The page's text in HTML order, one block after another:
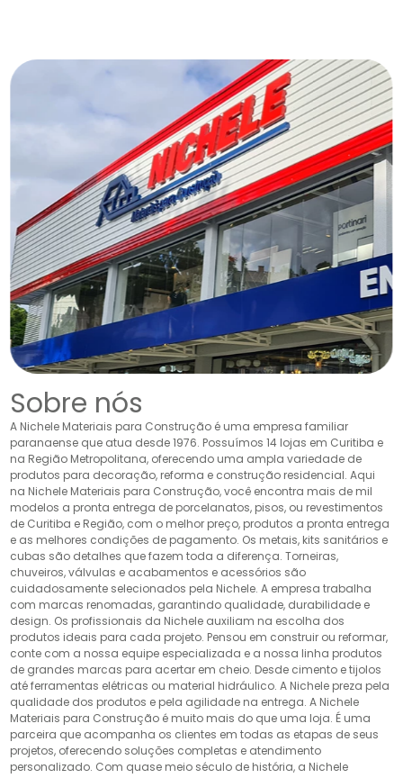
Sobre nós
A Nichele Materiais para Construção é uma empresa familiar
paranaense que atua desde 1976. Possuímos 14 lojas em Curitiba e
na Região Metropolitana, oferecendo uma ampla variedade de
produtos para decoração, reforma e construção residencial. Aqui
na Nichele Materiais para Construção, você encontra mais de mil
modelos a pronta entrega de porcelanatos, pisos, ou revestimentos
de Curitiba e Região, com o melhor preço, produtos a pronta entrega
e as melhores condições de pagamento. Os metais, kits sanitários e
cubas são detalhes que fazem toda a diferença. Torneiras,
chuveiros, válvulas e acabamentos e acessórios são
cuidadosamente selecionados pela Nichele. A empresa trabalha
com marcas renomadas, garantindo qualidade, durabilidade e
design. Os profissionais da Nichele auxiliam na escolha dos
produtos ideais para cada projeto. Pensou em construir ou reformar,
conte com a nossa equipe especializada e a nossa linha produtos
de grandes marcas para acertar em cheio. Desde cimento e tijolos
até ferramentas elétricas ou material hidráulico. A Nichele preza pela
qualidade dos produtos e pela agilidade na entrega. A Nichele
Materiais para Construção é muito mais do que uma loja. É uma
parceira que acompanha os clientes em todas as etapas de seus
projetos, oferecendo soluções completas e atendimento
personalizado. Com quase meio século de história, a Nichele